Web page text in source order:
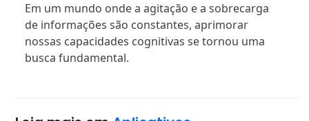
Em um mundo onde a agitação e a sobrecarga
de informações são constantes, aprimorar
nossas capacidades cognitivas se tornou uma
busca fundamental.